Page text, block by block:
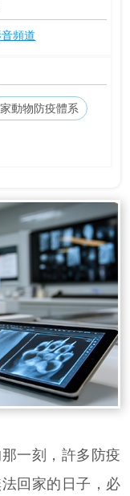
頻道
動物防疫體系
一刻，許多防疫
回家的日子，必